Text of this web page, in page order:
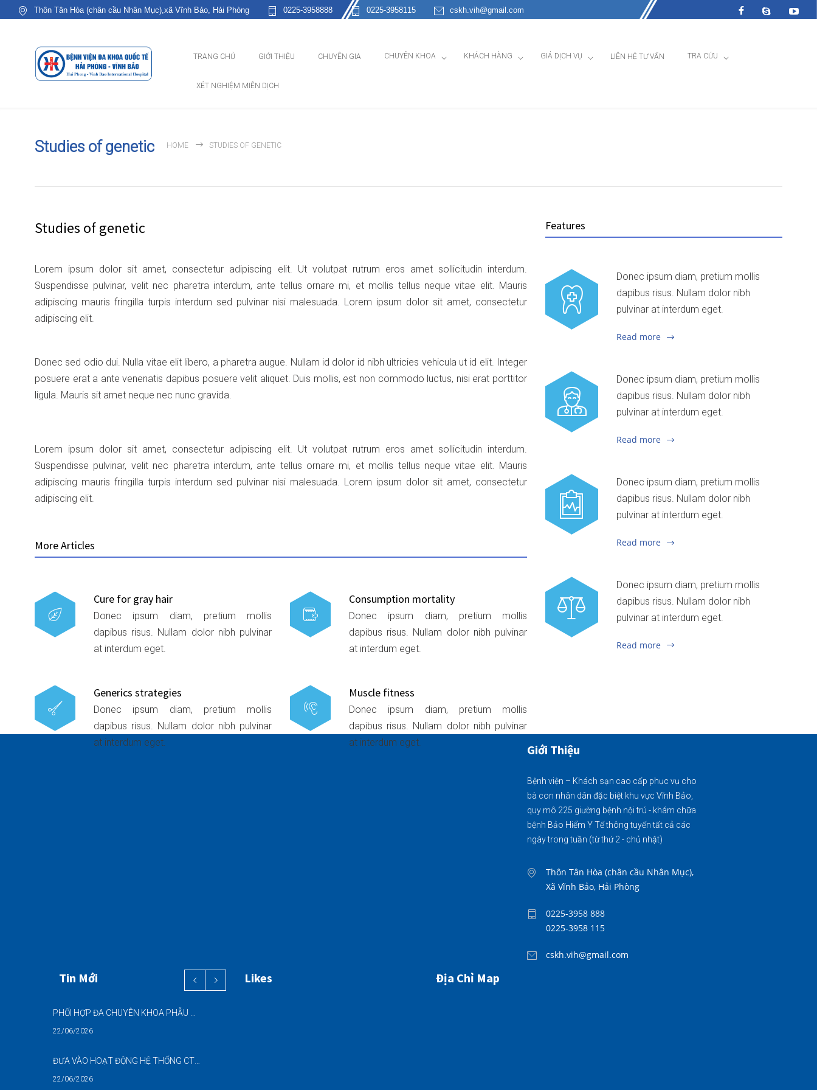
Thôn Tân Hòa (chân cầu Nhân Mục),xã Vĩnh Bảo, Hải Phòng 0225-3958888 0225-3958115 cskh.vih@gmail.com
TRANG CHỦ GIỚI THIỆU CHUYÊN GIA CHUYÊN KHOA KHÁCH HÀNG GIÁ DỊCH VỤ LIÊN HỆ TƯ VẤN TRA CỨU
XÉT NGHIỆM MIỄN DỊCH
Studies of genetic HOME STUDIES OF GENETIC
Studies of genetic
Lorem ipsum dolor sit amet, consectetur adipiscing elit. Ut volutpat rutrum eros amet sollicitudin interdum.
Suspendisse pulvinar, velit nec pharetra interdum, ante tellus ornare mi, et mollis tellus neque vitae elit. Mauris
adipiscing mauris fringilla turpis interdum sed pulvinar nisi malesuada. Lorem ipsum dolor sit amet, consectetur
adipiscing elit.
Donec sed odio dui. Nulla vitae elit libero, a pharetra augue. Nullam id dolor id nibh ultricies vehicula ut id elit. Integer
posuere erat a ante venenatis dapibus posuere velit aliquet. Duis mollis, est non commodo luctus, nisi erat porttitor
ligula. Mauris sit amet neque nec nunc gravida.
Lorem ipsum dolor sit amet, consectetur adipiscing elit. Ut volutpat rutrum eros amet sollicitudin interdum.
Suspendisse pulvinar, velit nec pharetra interdum, ante tellus ornare mi, et mollis tellus neque vitae elit. Mauris
adipiscing mauris fringilla turpis interdum sed pulvinar nisi malesuada. Lorem ipsum dolor sit amet, consectetur
adipiscing elit.
More Articles
Cure for gray hair
Donec ipsum diam, pretium mollis
dapibus risus. Nullam dolor nibh pulvinar
at interdum eget.
Generics strategies
Donec ipsum diam, pretium mollis
dapibus risus. Nullam dolor nibh pulvinar
at interdum eget.
Consumption mortality
Donec ipsum diam, pretium mollis
dapibus risus. Nullam dolor nibh pulvinar
at interdum eget.
Muscle fitness
Donec ipsum diam, pretium mollis
dapibus risus. Nullam dolor nibh pulvinar
at interdum eget.
Features
Donec ipsum diam, pretium mollis
dapibus risus. Nullam dolor nibh
pulvinar at interdum eget.
Read more
Donec ipsum diam, pretium mollis
dapibus risus. Nullam dolor nibh
pulvinar at interdum eget.
Read more
Donec ipsum diam, pretium mollis
dapibus risus. Nullam dolor nibh
pulvinar at interdum eget.
Read more
Donec ipsum diam, pretium mollis
dapibus risus. Nullam dolor nibh
pulvinar at interdum eget.
Read more
Giới Thiệu
Bệnh viện – Khách sạn cao cấp phục vụ cho
bà con nhân dân đặc biệt khu vực Vĩnh Bảo,
quy mô 225 giường bệnh nội trú - khám chữa
bệnh Bảo Hiểm Y Tế thông tuyến tất cả các
ngày trong tuần (từ thứ 2 - chủ nhật)
Thôn Tân Hòa (chân cầu Nhân Mục),
Xã Vĩnh Bảo, Hải Phòng
0225-3958 888
0225-3958 115
cskh.vih@gmail.com
Tin Mới
PHỐI HỢP ĐA CHUYÊN KHOA PHẪU THUẬT NỘI SOI “2 TRONG 1” THÀNH CÔNG CHO BỆNH NHÂN 69 TUỔI MẮC ĐỒNG THỜI HAI BỆNH LÝ NẶNG
22/06/2026
ĐƯA VÀO HOẠT ĐỘNG HỆ THỐNG CT CONE BEAM (CBCT) 3D THẾ HỆ MỚI – NÂNG CAO CHẤT LƯỢNG CHẨN ĐOÁN RĂNG HÀM MẶT
22/06/2026
Likes Địa Chỉ Map